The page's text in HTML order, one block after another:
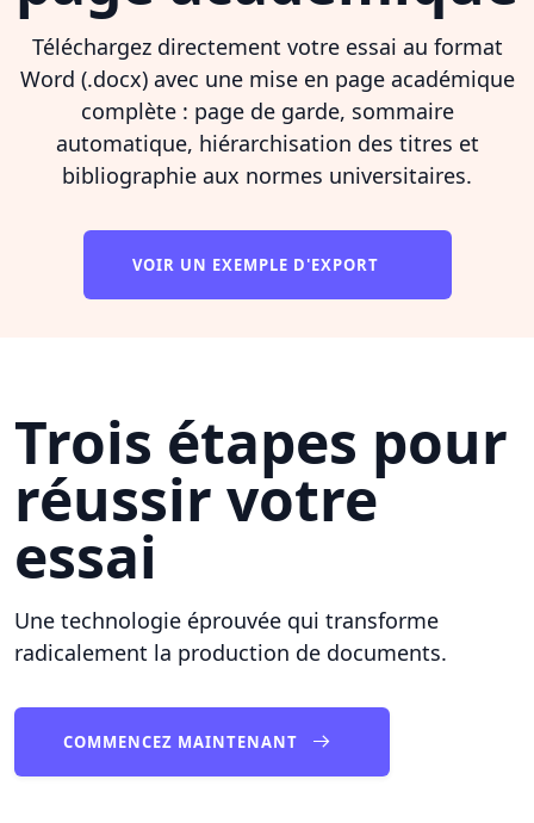
Téléchargez directement votre essai au format
Word (.docx) avec une mise en page académique
complète : page de garde, sommaire
automatique, hiérarchisation des titres et
bibliographie aux normes universitaires.
VOIR UN EXEMPLE D'EXPORT
Trois étapes pour
réussir votre
essai
Une technologie éprouvée qui transforme
radicalement la production de documents.
COMMENCEZ MAINTENANT